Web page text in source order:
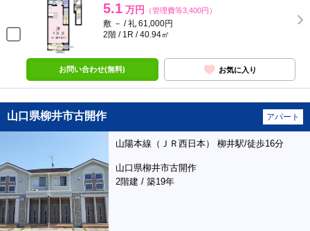
5.1 万円 （管理費等3,400円）
敷 － / 礼 61,000円
2階 / 1R / 40.94㎡
お問い合わせ(無料) お気に入り
山口県柳井市古開作 アパート
山陽本線（ＪＲ西日本） 柳井駅/徒歩16分
山口県柳井市古開作
2階建 / 築19年